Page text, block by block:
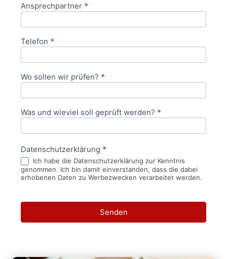
Ansprechpartner *
Telefon *
Wo sollen wir prüfen? *
Was und wieviel soll geprüft werden? *
Datenschutzerklärung *
Ich habe die Datenschutzerklärung zur Kenntnis
genommen. Ich bin damit einverstanden, dass die dabei
erhobenen Daten zu Werbezwecken verarbeitet werden.
Senden